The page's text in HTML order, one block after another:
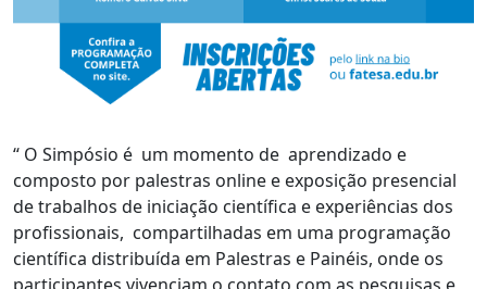
“ O Simpósio é um momento de aprendizado e
composto por palestras online e exposição presencial
de trabalhos de iniciação científica e experiências dos
profissionais, compartilhadas em uma programação
científica distribuída em Palestras e Painéis, onde os